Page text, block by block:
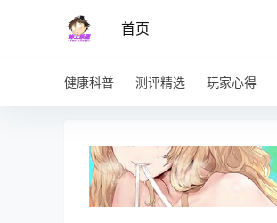
首页
健康科普 测评精选 玩家心得